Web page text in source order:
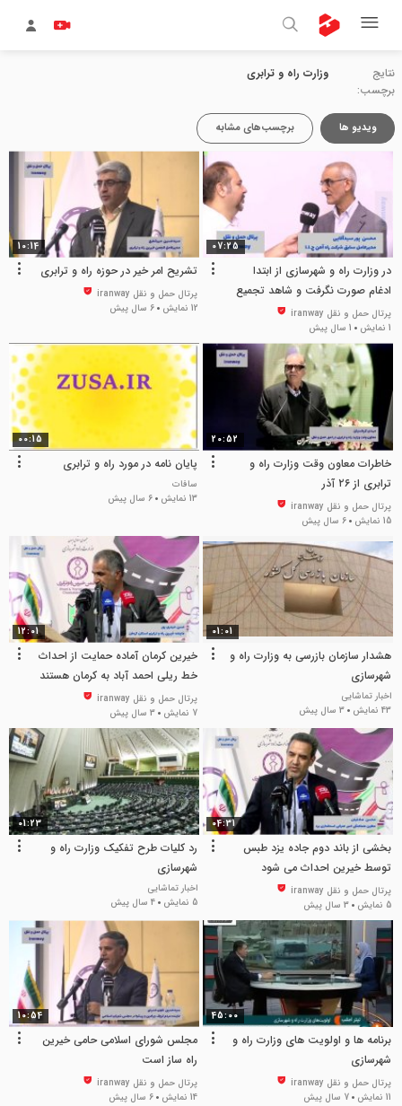
نتایج
برچسب:
وزارت راه و ترابری
ویدیو ها برچسب‌های مشابه
07:25
در وزارت راه و شهرسازی از ابتدا
ادغام صورت نگرفت و شاهد تجمیع
بودیم
پرتال حمل و نقل iranway
1 نمایش
1 سال پیش
10:14
تشریح امر خیر در حوزه راه و ترابری
پرتال حمل و نقل iranway
12 نمایش
6 سال پیش
20:52
خاطرات معاون وقت وزارت راه و
ترابری از ۲۶ آذر
پرتال حمل و نقل iranway
15 نمایش
6 سال پیش
00:15
پایان نامه در مورد راه و ترابری
سافات
13 نمایش
6 سال پیش
01:01
هشدار سازمان بازرسی به وزارت راه و
شهرسازی
اخبار تماشایی
43 نمایش
3 سال پیش
12:01
خیرین کرمان آماده حمایت از احداث
خط ریلی احمد آباد به کرمان هستند
پرتال حمل و نقل iranway
7 نمایش
3 سال پیش
04:31
بخشی از باند دوم جاده یزد طبس
توسط خیرین احداث می شود
پرتال حمل و نقل iranway
5 نمایش
3 سال پیش
01:23
رد کلیات طرح تفکیک وزارت راه و
شهرسازی
اخبار تماشایی
5 نمایش
4 سال پیش
45:00
برنامه ها و اولویت های وزارت راه و
شهرسازی
پرتال حمل و نقل iranway
11 نمایش
7 سال پیش
10:54
مجلس شورای اسلامی حامی خیرین
راه ساز است
پرتال حمل و نقل iranway
14 نمایش
6 سال پیش